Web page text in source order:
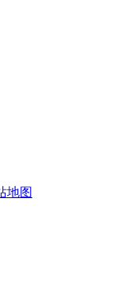
地图